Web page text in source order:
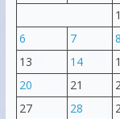
1
6
7 8
13
14
20
21
27
28